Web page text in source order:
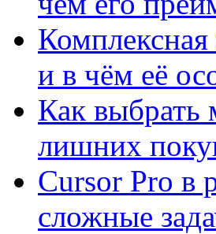
и в чём её
Как выбрать
лишних
Cursor Pro в
сложные